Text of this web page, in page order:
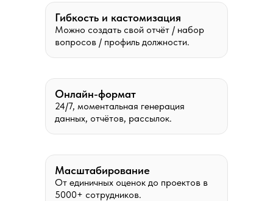
Масштабирование
От единичных оценок до проектов в
5000+ сотрудников.
Онлайн-формат
24/7, моментальная генерация
данных, отчётов, рассылок.
Гибкость и кастомизация
Можно создать свой отчёт / набор
вопросов / профиль должности.